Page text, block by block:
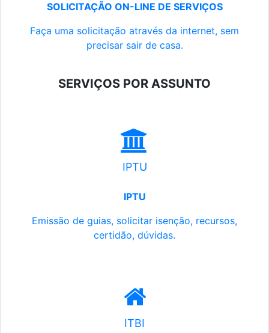
SOLICITAÇÃO ON-LINE DE SERVIÇOS
Faça uma solicitação através da internet, sem
precisar sair de casa.
SERVIÇOS POR ASSUNTO
IPTU
IPTU
Emissão de guias, solicitar isenção, recursos,
certidão, dúvidas.
ITBI